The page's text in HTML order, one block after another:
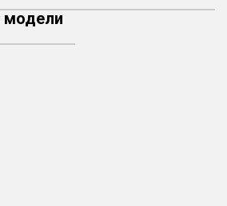
модели